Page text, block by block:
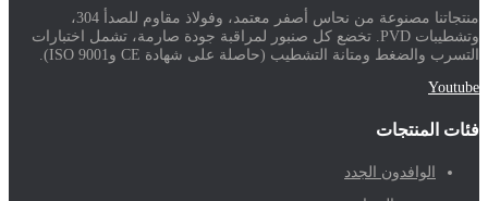
منتجاتنا مصنوعة من نحاس أصفر معتمد، وفولاذ مقاوم للصدأ 304،
وتشطيبات PVD. تخضع كل صنبور لمراقبة جودة صارمة، تشمل اختبارات
التسرب والضغط ومتانة التشطيب (حاصلة على شهادة CE وISO 9001).
Youtube
فئات المنتجات
الوافدون الجدد